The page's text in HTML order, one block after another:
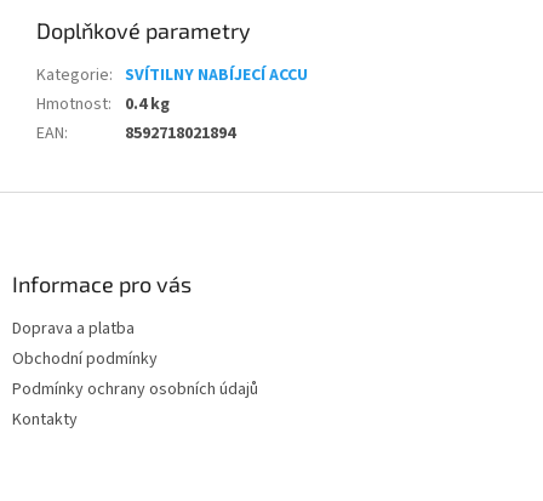
Doplňkové parametry
Kategorie: SVÍTILNY NABÍJECÍ ACCU
Hmotnost:
0.4 kg
EAN: 8592718021894
Informace pro vás
Doprava a platba
Obchodní podmínky
Podmínky ochrany osobních údajů
Kontakty